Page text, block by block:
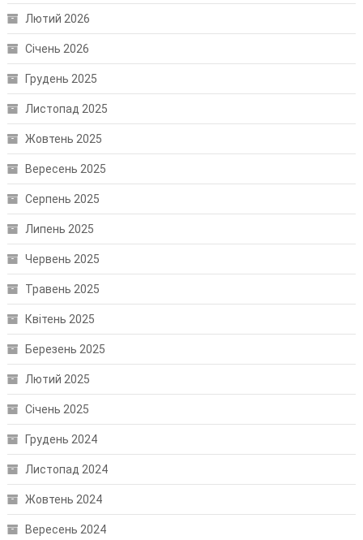
Лютий 2026
Січень 2026
Грудень 2025
Листопад 2025
Жовтень 2025
Вересень 2025
Серпень 2025
Липень 2025
Червень 2025
Травень 2025
Квітень 2025
Березень 2025
Лютий 2025
Січень 2025
Грудень 2024
Листопад 2024
Жовтень 2024
Вересень 2024